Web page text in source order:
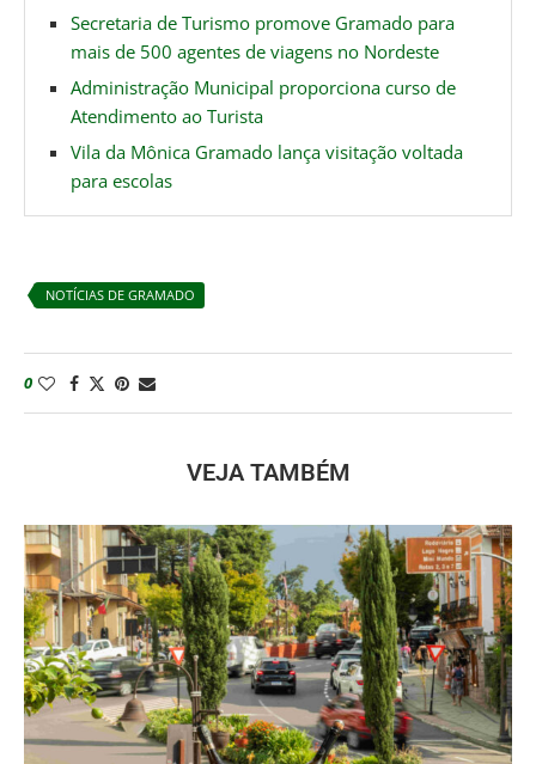
Secretaria de Turismo promove Gramado para
mais de 500 agentes de viagens no Nordeste
Administração Municipal proporciona curso de
Atendimento ao Turista
Vila da Mônica Gramado lança visitação voltada
para escolas
NOTÍCIAS DE GRAMADO
0
VEJA TAMBÉM